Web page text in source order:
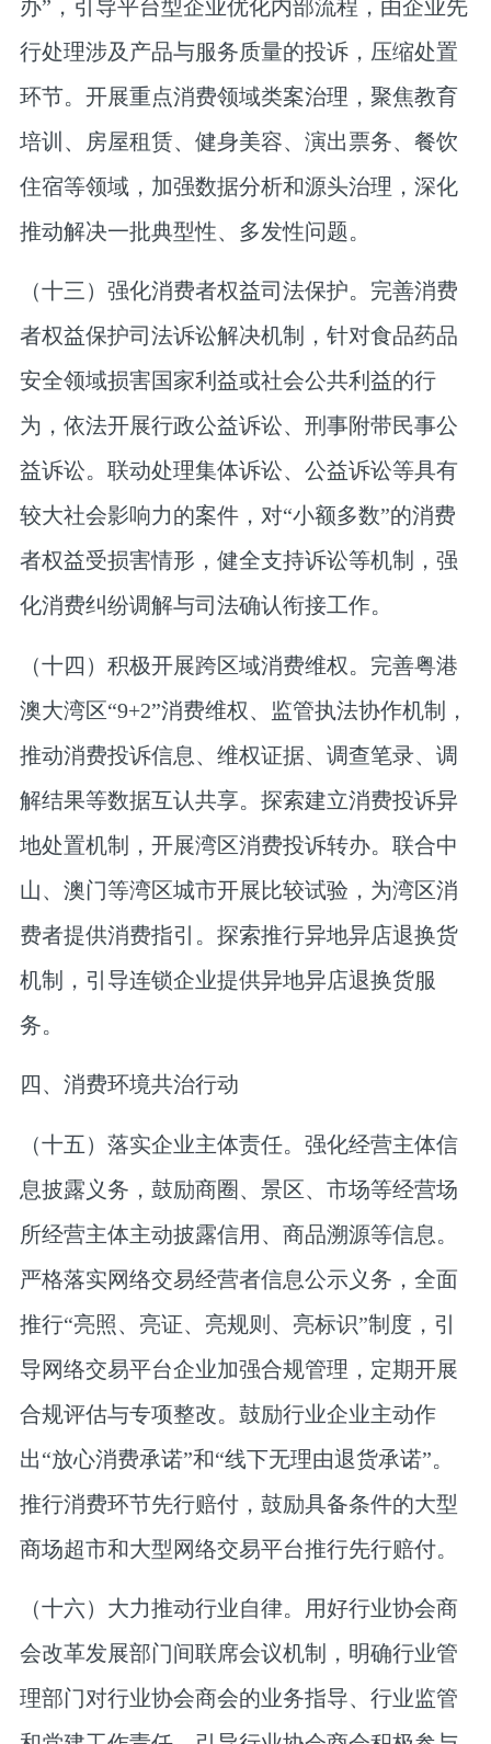
办”，引导平台型企业优化内部流程，由企业先
行处理涉及产品与服务质量的投诉，压缩处置
环节。开展重点消费领域类案治理，聚焦教育
培训、房屋租赁、健身美容、演出票务、餐饮
住宿等领域，加强数据分析和源头治理，深化
推动解决一批典型性、多发性问题。
（十三）强化消费者权益司法保护。 完善消费
者权益保护司法诉讼解决机制，针对食品药品
安全领域损害国家利益或社会公共利益的行
为，依法开展行政公益诉讼、刑事附带民事公
益诉讼。联动处理集体诉讼、公益诉讼等具有
较大社会影响力的案件，对“小额多数”的消费
者权益受损害情形，健全支持诉讼等机制，强
化消费纠纷调解与司法确认衔接工作。
（十四）积极开展跨区域消费维权。 完善粤港
澳大湾区“9+2”消费维权、监管执法协作机制，
推动消费投诉信息、维权证据、调查笔录、调
解结果等数据互认共享。探索建立消费投诉异
地处置机制，开展湾区消费投诉转办。联合中
山、澳门等湾区城市开展比较试验，为湾区消
费者提供消费指引。探索推行异地异店退换货
机制，引导连锁企业提供异地异店退换货服
务。
四、消费环境共治行动
（十五）落实企业主体责任。 强化经营主体信
息披露义务，鼓励商圈、景区、市场等经营场
所经营主体主动披露信用、商品溯源等信息。
严格落实网络交易经营者信息公示义务，全面
推行“亮照、亮证、亮规则、亮标识”制度，引
导网络交易平台企业加强合规管理，定期开展
合规评估与专项整改。鼓励行业企业主动作
出“放心消费承诺”和“线下无理由退货承诺”。
推行消费环节先行赔付，鼓励具备条件的大型
商场超市和大型网络交易平台推行先行赔付。
（十六）大力推动行业自律。 用好行业协会商
会改革发展部门间联席会议机制，明确行业管
理部门对行业协会商会的业务指导、行业监管